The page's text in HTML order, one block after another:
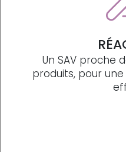
Un SAV proche
produits, pour